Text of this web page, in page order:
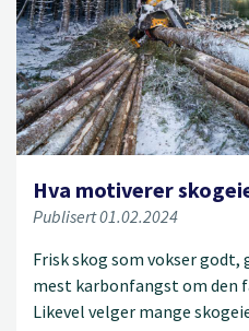
Hva motiverer
Publisert 01.02.2024
Frisk skog som vokser
mest karbonfangst om den
Likevel velger mange